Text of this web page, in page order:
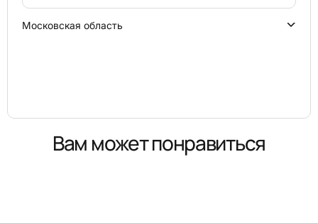
Московская область
Вам может понравиться